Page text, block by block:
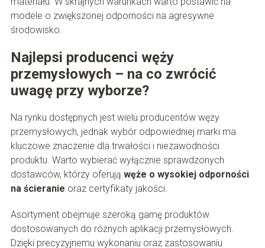
modele o zwiększonej odporności na agresywne
środowisko.
Najlepsi producenci węży
przemysłowych – na co zwrócić
uwagę przy wyborze?
Na rynku dostępnych jest wielu producentów węży
przemysłowych, jednak wybór odpowiedniej marki ma
kluczowe znaczenie dla trwałości i niezawodności
produktu. Warto wybierać wyłącznie sprawdzonych
dostawców, którzy oferują węże o wysokiej odporności
na ścieranie oraz certyfikaty jakości.
Asortyment obejmuje szeroką gamę produktów
dostosowanych do różnych aplikacji przemysłowych.
Dzięki precyzyjnemu wykonaniu oraz zastosowaniu